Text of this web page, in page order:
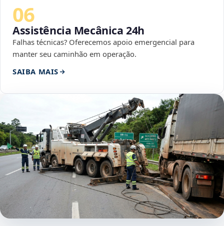
06
Assistência Mecânica 24h
Falhas técnicas? Oferecemos apoio emergencial para
manter seu caminhão em operação.
SAIBA MAIS